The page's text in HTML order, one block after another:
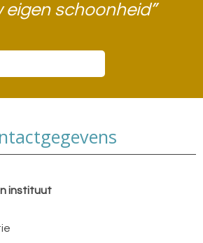
eigen schoonheid”​
instituut